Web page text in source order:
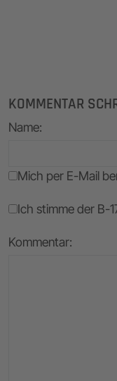
KOMMENTAR
Name:
Mich per E-Mail
Ich stimme der B-
Kommentar: